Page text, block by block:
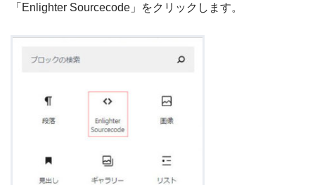
「Enlighter Sourcecode」をクリックします。